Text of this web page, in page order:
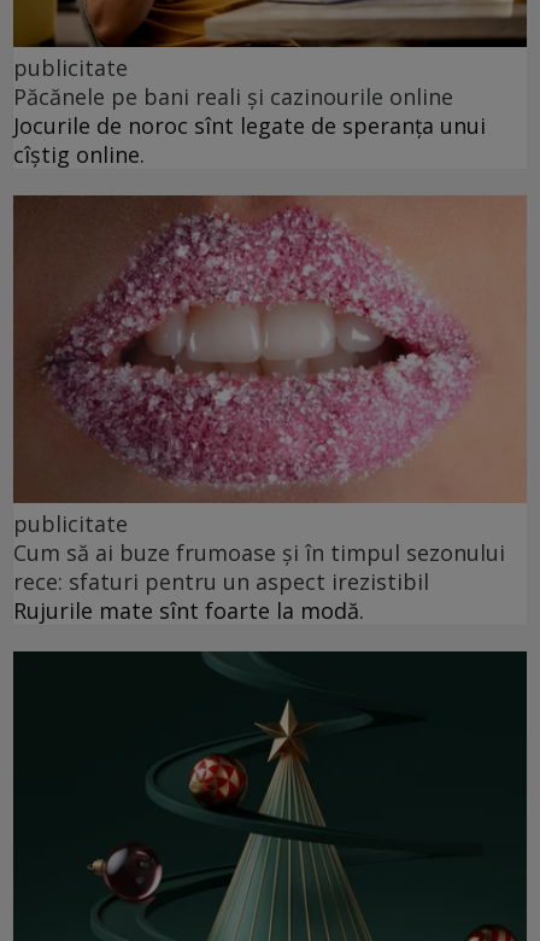
publicitate
Păcănele pe bani reali și cazinourile online
Jocurile de noroc sînt legate de speranța unui
cîștig online.
publicitate
Cum să ai buze frumoase şi în timpul sezonului
rece: sfaturi pentru un aspect irezistibil
Rujurile mate sînt foarte la modă.